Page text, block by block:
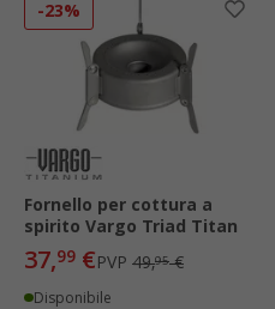
-23%
Fornello per cottura a
spirito Vargo Triad Titan
37,99 €PVP 49,95€
Disponibile